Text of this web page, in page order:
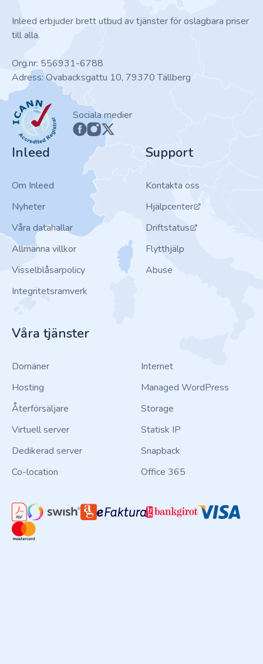
Inleed erbjuder brett utbud av tjänster för oslagbara priser
till alla.
Org.nr: 556931-6788
Adress: Ovabacksgattu 10, 79370 Tällberg
ICANN
Sociala medier
Inleed
Om Inleed
Nyheter
Våra datahallar
Allmänna villkor
Visselblåsarpolicy
Integritetsramverk
Support
Kontakta oss
Hjälpcenter
Driftstatus
Flytthjälp
Abuse
Våra tjänster
Domäner
Hosting
Återförsäljare
Virtuell server
Dedikerad server
Co-location
Internet
Managed WordPress
Storage
Statisk IP
Snapback
Office 365